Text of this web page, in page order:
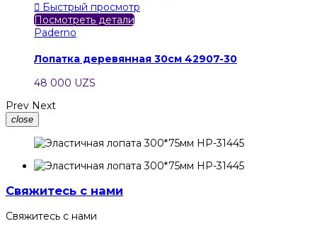
 Быстрый просмотр
Посмотреть детали
Paderno
Лопатка деревянная 30см 42907-30
48 000 UZS
Prev Next
close
Свяжитесь с нами
Свяжитесь с нами